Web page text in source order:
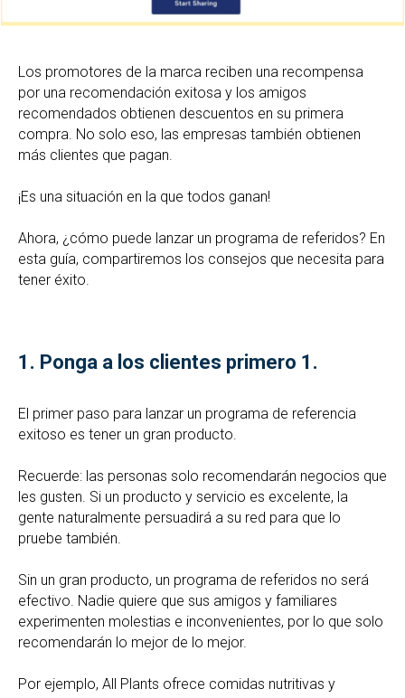
Los promotores de la marca reciben una recompensa
por una recomendación exitosa y los amigos
recomendados obtienen descuentos en su primera
compra. No solo eso, las empresas también obtienen
más clientes que pagan.
¡Es una situación en la que todos ganan!
Ahora, ¿cómo puede lanzar un programa de referidos? En
esta guía, compartiremos los consejos que necesita para
tener éxito.
1. Ponga a los clientes primero 1.
El primer paso para lanzar un programa de referencia
exitoso es tener un gran producto.
Recuerde: las personas solo recomendarán negocios que
les gusten. Si un producto y servicio es excelente, la
gente naturalmente persuadirá a su red para que lo
pruebe también.
Sin un gran producto, un programa de referidos no será
efectivo. Nadie quiere que sus amigos y familiares
experimenten molestias e inconvenientes, por lo que solo
recomendarán lo mejor de lo mejor.
Por ejemplo, All Plants ofrece comidas nutritivas y